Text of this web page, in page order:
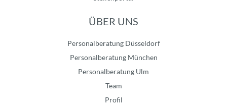
ÜBER UNS
Personalberatung Düsseldorf
Personalberatung München
Personalberatung Ulm
Team
Profil